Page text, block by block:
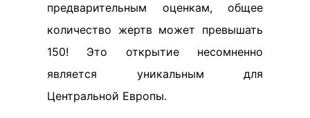
предварительным оценкам, общее
количество жертв может превышать
150! Это открытие несомненно
является уникальным для
Центральной Европы.